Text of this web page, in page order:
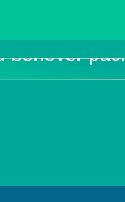
behöver